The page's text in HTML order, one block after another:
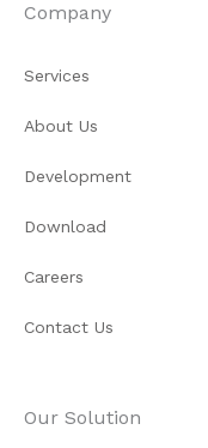
Company
Services
About Us
Development
Download
Careers
Contact Us
Our Solution